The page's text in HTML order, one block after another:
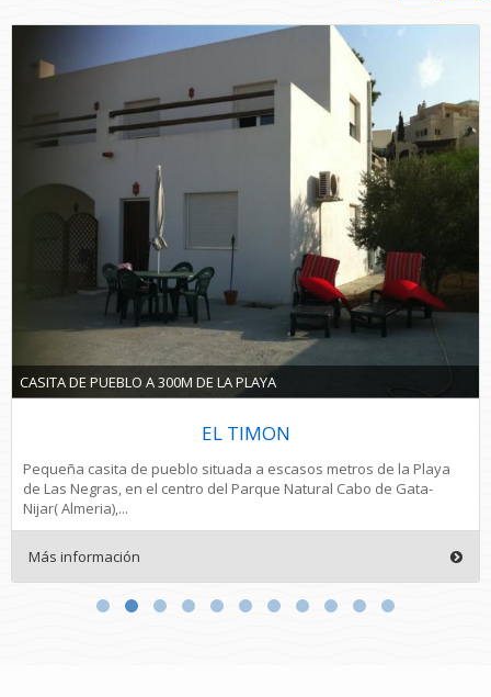
ESPECTACULAR BAJO CON VISTAS AL MAR
APARTAMENTO 1
Precioso bajo con vistas al mar y salida a una zona ajardinada
decorada con muebles de terraza. Dispone de un dormitorio con
armario empotrado. Cocina...
Más información
CASITA DE PUEBLO A 300M DE LA PLAYA
EL TIMON
Pequeña casita de pueblo situada a escasos metros de la Playa
de Las Negras, en el centro del Parque Natural Cabo de Gata-
Nijar( Almeria),...
Más información